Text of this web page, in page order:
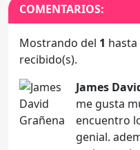
COMENTARIOS:
Mostrando del 1 hasta
recibido(s).
James
me gusta
encuentro
genial.